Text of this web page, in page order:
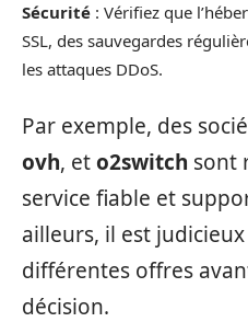
Sécurité : Vérifiez que
SSL, des sauvegardes
les attaques DDoS.
Par exemple, des
ovh, eto2switch sont
service fiable et
ailleurs, il est
différentes offres
décision.